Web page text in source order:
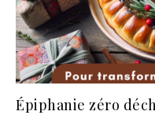
Épiphanie zéro